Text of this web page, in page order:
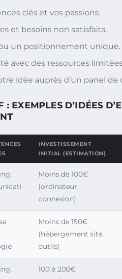
clés et vos passions.
et besoins non satisfaits.
un positionnement unique.
avec des ressources
idée auprès d’un panel
EXEMPLES D’IDÉES
INVESTISSEMENT
INITIAL (ESTIMATION)
Moins de 100€
(ordinateur,
connexion)
Moins de 150€
(hébergement site,
outils)
100 à 200€